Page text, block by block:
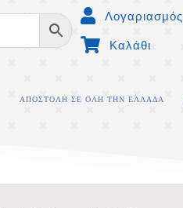
Λογαριασμός
Καλάθι
ΑΠΟΣΤΟΛΗ ΣΕ ΟΛΗ ΤΗΝ ΕΛΛΑΔΑ